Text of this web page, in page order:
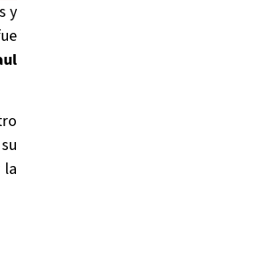
y
la